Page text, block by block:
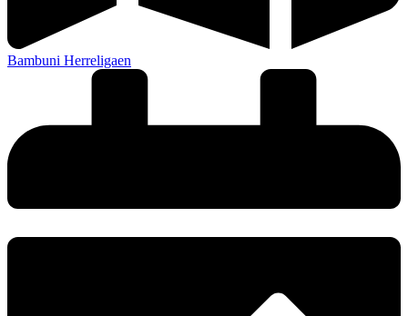
Bambuni Herreligaen